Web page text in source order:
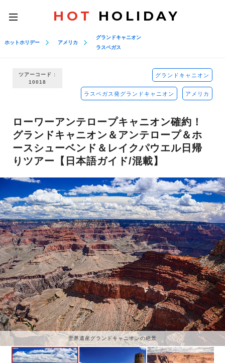
toggle
navigation
HOT HOLIDAY
ホットホリデー アメリカ
グランドキャニオン
ラスベガス
ツアーコード :
10018
グランドキャニオン
ラスベガス発グランドキャニオン アメリカ
ローワーアンテロープキャニオン確約！
グランドキャニオン＆アンテロープ＆ホ
ースシューベンド＆レイクパウエル日帰
りツアー【日本語ガイド/混載】
世界遺産グランドキャニオンの絶景